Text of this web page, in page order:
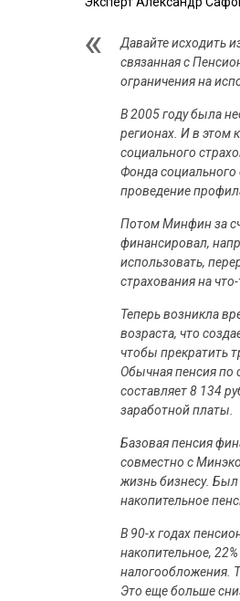
Давайте исходить
связанная с
ограничения на
В 2005 году была
регионах. И в этом
социального
Фонда социального
проведение
Потом Минфин за
финансировал,
использовать,
страхования на
Теперь возникла
возраста, что
чтобы прекратить
Обычная пенсия по
составляет 8 134
заработной платы.
Базовая пенсия
совместно с
жизнь бизнесу.
накопительное
В 90-х годах
накопительное,
налогообложения.
Это еще больше